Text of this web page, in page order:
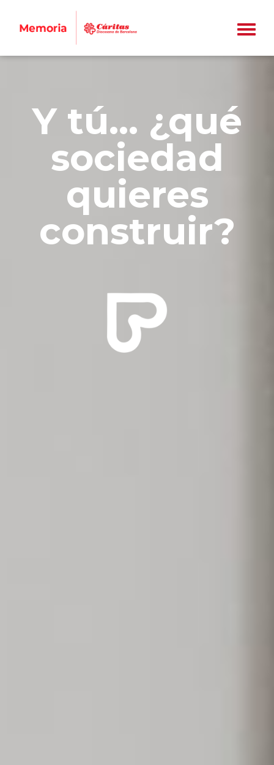
instalación y uso de las cookies. Si pulsa "Rechazar
cookies" navegará de forma privada. Si pulsa
"Configuración", accederá al panel de configuración
de cookies para activarlas o desactivarlas. Para más
información puede consultar nuestra
Política de
CONFIGURACIÓN RECHAZAR COOKIES
Y tú... ¿qué
sociedad
quieres
construir?